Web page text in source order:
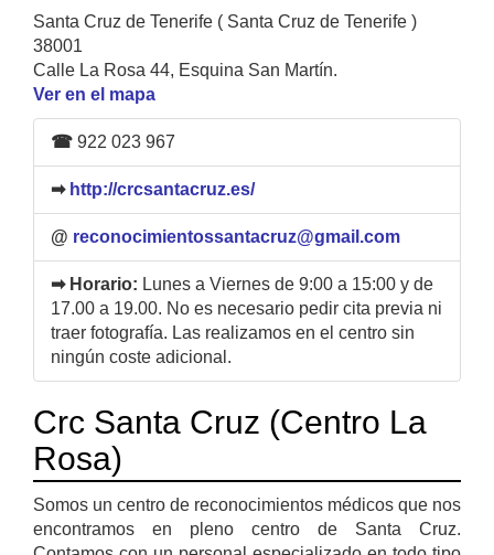
Santa Cruz de Tenerife ( Santa Cruz de Tenerife )
38001
Calle La Rosa 44, Esquina San Martín.
Ver en el mapa
☎ 922 023 967
➡ http://crcsantacruz.es/
@ reconocimientossantacruz@gmail.com
➡ Horario: Lunes a Viernes de 9:00 a 15:00 y de
17.00 a 19.00. No es necesario pedir cita previa ni
traer fotografía. Las realizamos en el centro sin
ningún coste adicional.
Crc Santa Cruz (Centro La
Rosa)
Somos un centro de reconocimientos médicos que nos
encontramos en pleno centro de Santa Cruz.